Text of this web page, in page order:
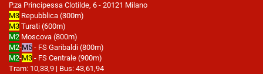
P.za Principessa Clotilde, 6 - 20121 Milano
M3 Repubblica (300m)
M3 Turati (600m)
M2 Moscova (800m)
M2-M5 - FS Garibaldi (800m)
M2-M3 - FS Centrale (900m)
Tram: 10,33,9 | Bus: 43,61,94